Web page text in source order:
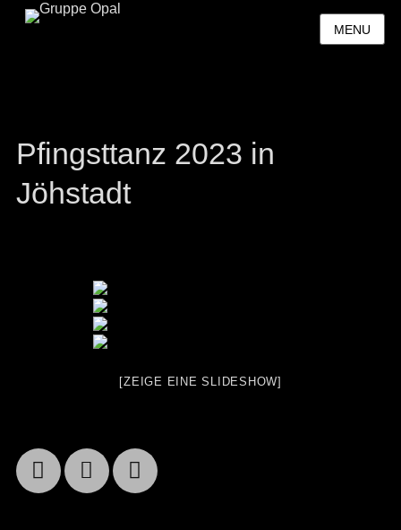
MENU
Pfingsttanz 2023 in
Jöhstadt
[ZEIGE EINE SLIDESHOW]
Facebook
Email YouTube